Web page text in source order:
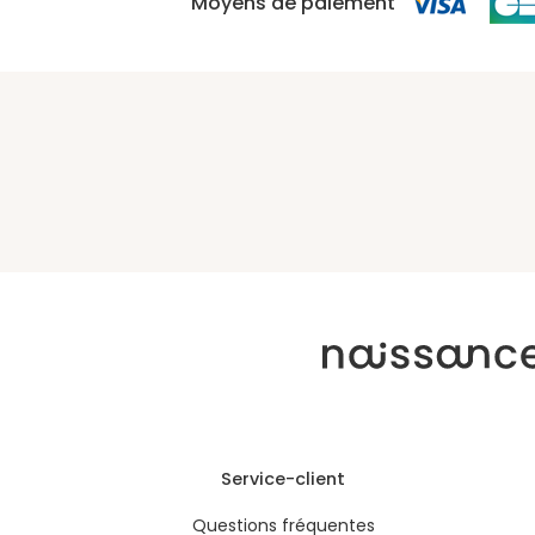
Service-client
Questions fréquentes